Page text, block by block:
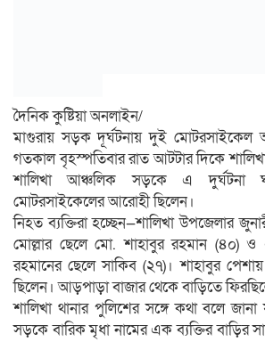
দৈনিক কুষ্টিয়া অনলাইন/
মাগুরায় সড়ক দূর্ঘটনায় দুই মোটরসাইকেল
গতকাল বৃহস্পতিবার রাত আটটার দিকে
শালিখা আঞ্চলিক সড়কে এ দুর্ঘটনা
মোটরসাইকেলের আরোহী ছিলেন।
নিহত ব্যক্তিরা হচ্ছেন—শালিখা উপজেলার
মোল্লার ছেলে মো. শাহাবুর রহমান (৪০) ও
রহমানের ছেলে সাকিব (২৭)। শাহাবুর
ছিলেন। আড়পাড়া বাজার থেকে বাড়িতে
শালিখা থানার পুলিশের সঙ্গে কথা বলে
সড়কে বারিক মৃধা নামের এক ব্যক্তির বাড়ির